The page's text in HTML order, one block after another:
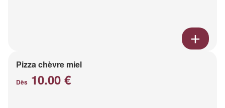
Pizza chèvre miel
Dès 10.00 €